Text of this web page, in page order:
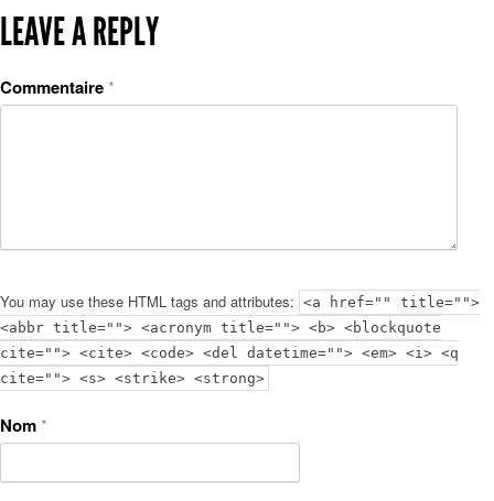
LEAVE A REPLY
Commentaire*
You may use these HTML tags and attributes: <a href="" title="">
<abbr title=""> <acronym title=""> <b> <blockquote
cite=""> <cite> <code> <del datetime=""> <em> <i> <q
cite=""> <s> <strike> <strong>
Nom*